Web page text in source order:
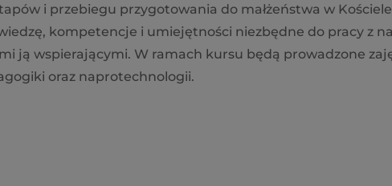
i przebiegu przygotowania do małżeństwa w
kompetencje i umiejętności niezbędne do pracy z
ją wspierającymi. W ramach kursu będą prowadzone
oraz naprotechnologii.